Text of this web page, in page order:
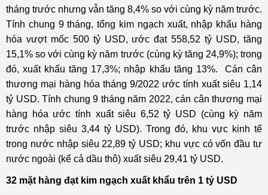
tháng trước nhưng vẫn tăng 8,4% so với cùng kỳ năm trước.
Tính chung 9 tháng, tổng kim ngạch xuất, nhập khẩu hàng
hóa vượt mốc 500 tỷ USD, ước đạt 558,52 tỷ USD, tăng
15,1% so với cùng kỳ năm trước (cùng kỳ tăng 24,9%); trong
đó, xuất khẩu tăng 17,3%; nhập khẩu tăng 13%. Cán cân
thương mại hàng hóa tháng 9/2022 ước tính xuất siêu 1,14
tỷ USD. Tính chung 9 tháng năm 2022, cán cân thương mại
hàng hóa ước tính xuất siêu 6,52 tỷ USD (cùng kỳ năm
trước nhập siêu 3,44 tỷ USD). Trong đó, khu vực kinh tế
trong nước nhập siêu 22,89 tỷ USD; khu vực có vốn đầu tư
nước ngoài (kể cả dầu thô) xuất siêu 29,41 tỷ USD.
32 mặt hàng đạt kim ngạch xuất khẩu trên 1 tỷ USD